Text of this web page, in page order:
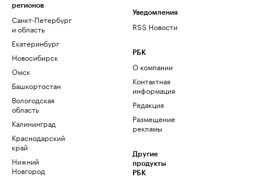
регионов
Санкт-Петербург
и область
Екатеринбург
Новосибирск
Омск
Башкортостан
Вологодская
область
Калининград
Краснодарский
край
Нижний
Новгород
Уведомления
RSS Новости
РБК
О компании
Контактная
информация
Редакция
Размещение
рекламы
Другие
продукты
РБК